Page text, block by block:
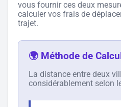
vous fournir ces deux
calculer vos frais de
trajet.
🌍 Méthode de
La distance entre deux
considérablement selon